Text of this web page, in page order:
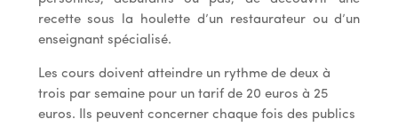
recette sous la houlette d’un restaurateur ou d’un
enseignant spécialisé.
Les cours doivent atteindre un rythme de deux à
trois par semaine pour un tarif de 20 euros à 25
euros. Ils peuvent concerner chaque fois des publics